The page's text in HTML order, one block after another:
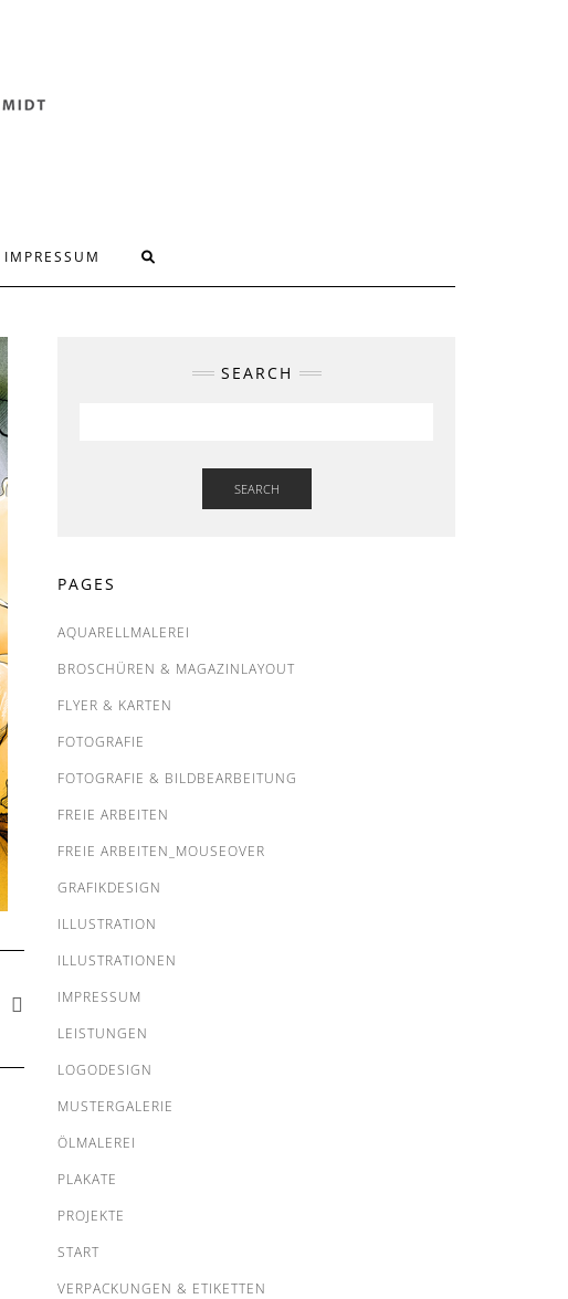
IMPRESSUM
SEARCH
SEARCH
PAGES
AQUARELLMALEREI
BROSCHÜREN & MAGAZINLAYOUT
FLYER & KARTEN
FOTOGRAFIE
FOTOGRAFIE & BILDBEARBEITUNG
FREIE ARBEITEN
FREIE ARBEITEN_MOUSEOVER
GRAFIKDESIGN
ILLUSTRATION
ILLUSTRATIONEN
IMPRESSUM
LEISTUNGEN
LOGODESIGN
MUSTERGALERIE
ÖLMALEREI
PLAKATE
PROJEKTE
START
VERPACKUNGEN & ETIKETTEN